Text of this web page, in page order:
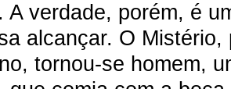
A verdade, porém, é
alcançar. O
tornou-se homem,